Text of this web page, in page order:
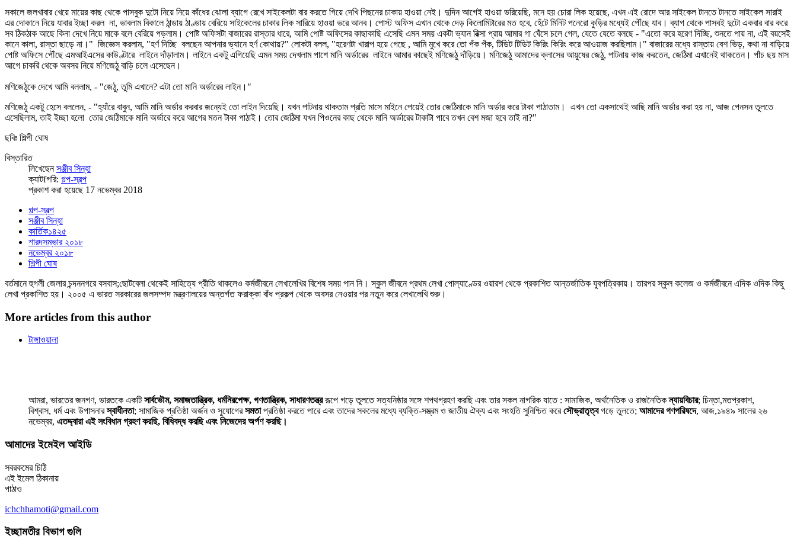
সকালে জলখাবার খেয়ে মায়ের কাছ থেকে পাসবুক দুটো নিয়ে নিয়ে কাঁধের ঝোলা ব্যাগে রেখে সাইকেলটা বার করতে গিয়ে দেখি পিছনের চাকায় হাওয়া নেই। দুদিন আগেই হাওয়া ভরিয়েছি, মনে হয় চোরা লিক হয়েছে, এখন এই রোদে আর সাইকেল টানতে টানতে সাইকেল সারাই
এর দোকানে নিয়ে যাবার ইচ্ছা করল না, ভাবলাম বিকালে ঠান্ডায় ঠাণ্ডায় বেরিয়ে সাইকেলের চাকার লিক সারিয়ে হাওয়া ভরে আনব। পোস্ট অফিস এখান থেকে দেড় কিলোমিটারের মত হবে, হেঁটে মিনিট পনেরো কুড়ির মধ্যেই পৌঁছে যাব। ব্যাগ থেকে পাসবই দুটো একবার বার করে
সব ঠিকঠাক আছে কিনা দেখে নিয়ে মাকে বলে বেরিয়ে পড়লাম। পোষ্ট অফিসটা বাজারের রাস্তার ধারে, আমি পোষ্ট অফিসের কাছাকাছি এসেছি এমন সময় একটা ভ্যান রিক্সা প্রায় আমার গা ঘেঁসে চলে গেল, যেতে যেতে বলছে - "এতো করে হরেণ দিচ্ছি, শুনতে পায় না, এই বয়সেই
কানে কালা, রাস্তা ছাড়ে না।" জিজ্ঞেস করলাম, "হর্ণ দিচ্ছি বলছেন আপনার ভ্যানে হর্ণ কোথায়?" লোকটা বলল, "হরেণটা খারাপ হয়ে গেছে , আমি মুখে করে তো পঁক পঁক, টিডিট টিডিট কিরিং কিরিং করে আওয়াজ করছিলাম।" বাজারের মধ্যে রাস্তায় বেশ ভিড়, কথা না বাড়িয়ে
পোষ্ট অফিসে পৌঁছে এমআইএসের কাউণ্টারে লাইনে দাঁড়ালাম। লাইনে একটু এগিয়েছি এমন সময় দেখলাম পাশে মানি অর্ডারের লাইনে আমার কাছেই মণিজেঠু দাঁড়িয়ে। মণিজেঠু আমাদের ক্লাসের আয়ুষের জেঠু, পাটনায় কাজ করতেন, জেঠিমা এখানেই থাকতেন। পাঁচ ছয় মাস
আগে চাকরি থেকে অবসর নিয়ে মণিজেঠু বাড়ি চলে এসেছেন।
মণিজেঠুকে দেখে আমি বললাম, - "জেঠু, তুমি এখানে? এটা তো মানি অর্ডারের লাইন।"
মণিজেঠু একটু হেসে বললেন, - "হ্যাঁরে বাবুন, আমি মানি অর্ডার করবার জন্যেই তো লাইন দিয়েছি। যখন পাটনায় থাকতাম প্রতি মাসে মাইনে পেয়েই তোর জেঠিমাকে মানি অর্ডার করে টাকা পাঠাতাম। এখন তো একসাথেই আছি মানি অর্ডার করা হয় না, আজ পেনসন তুলতে
এসেছিলাম, তাই ইচ্ছা হলো তোর জেঠিমাকে মানি অর্ডারে করে আগের মতন টাকা পাঠাই। তোর জেঠিমা যখন পিওনের কাছ থেকে মানি অর্ডারের টাকাটা পাবে তখন বেশ মজা হবে তাই না?"
ছবিঃ শিল্পী ঘোষ
বিস্তারিত
লিখেছেনসঞ্জীব সিন্‌হা
ক্যাটfগরি: গল্প-স্বল্প
প্রকাশ করা হয়েছে 17 নভেম্বর 2018
গল্প-স্বল্প
সঞ্জীব সিন্‌হা
কার্তিক১৪২৫
শারদসম্ভার ২০১৮
নভেম্বর ২০১৮
শিল্পী ঘোষ
বর্তমানে হুগলী জেলার চন্দননগরে বসবাস;ছোটবেলা থেকেই সাহিত্যে প্রীতি থাকলেও কর্মজীবনে লেখালেখির বিশেষ সময় পান নি। স্কুল জীবনে প্রথম লেখা পোল্যাণ্ডের ওয়ারশ থেকে প্রকাশিত আন্তর্জাতিক যুবপত্রিকায়। তারপর স্কুল কলেজ ও কর্মজীবনে এদিক ওদিক কিছু
লেখা প্রকাশিত হয়। ২০০৫ এ ভারত সরকারের জলসম্পদ মন্ত্রণালয়ের অন্তর্গত ফরাক্কা বাঁধ প্রকল্প থেকে অবসর নেওয়ার পর নতুন করে লেখালেখি শুরু।
More articles from this author
টাঙ্গাওয়ালা
আমরা, ভারতের জনগণ, ভারতকে একটিসার্বভৌম, সমাজতান্ত্রিক, ধর্মনিরপেক্ষ, গণতান্ত্রিক, সাধারণতন্ত্ররূপে গড়ে তুলতে সত্যনিষ্ঠার সঙ্গে শপথগ্রহণ করছি এবং তার সকল নাগরিক যাতে : সামাজিক, অর্থনৈতিক ও রাজনৈতিকন্যায়বিচার; চিন্তা,মতপ্রকাশ,
বিশ্বাস, ধর্ম এবং উপাসনারস্বাধীনতা; সামাজিক প্রতিষ্ঠা অর্জন ও সুযোগেরসমতাপ্রতিষ্ঠা করতে পারে এবং তাদের সকলের মধ্যে ব্যক্তি-সম্ভ্রম ও জাতীয় ঐক্য এবং সংহতি সুনিশ্চিত করেসৌভ্রাতৃত্বগড়ে তুলতে; আমাদের গণপরিষদে, আজ,১৯৪৯ সালের ২৬
নভেম্বর, এতদ্দ্বারা এই সংবিধান গ্রহণ করছি, বিধিবদ্ধ করছি এবং নিজেদের অর্পণ করছি।
আমাদের ইমেইল আইডি
সবরকমের চিঠি
এই ইমেল ঠিকানায়
পাঠাও
ichchhamoti@gmail.com
ইচ্ছামতীর বিভাগ গুলি